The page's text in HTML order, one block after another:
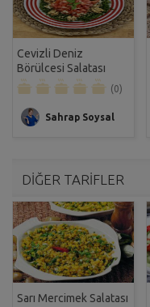
Cevizli Deniz
Börülcesi Salatası
Tarifi
(0)
Sahrap Soysal
DİĞER TARİFLER
Sarı Mercimek Salatası